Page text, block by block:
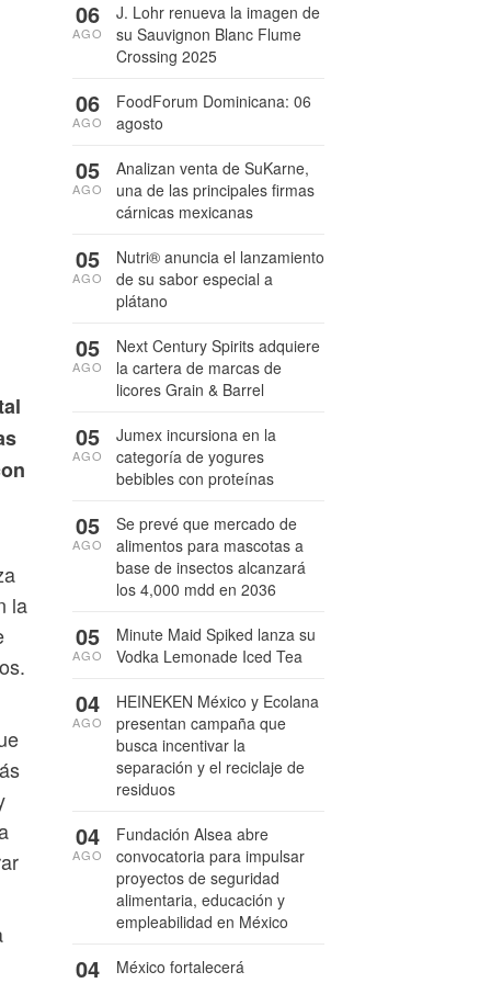
la
J. Lohr renueva la imagen de
su Sauvignon Blanc Flume
Crossing 2025
06
AGO
FoodForum Dominicana: 06
agosto
06
AGO
Analizan venta de SuKarne,
una de las principales firmas
cárnicas mexicanas
05
AGO
Nutri® anuncia el lanzamiento
de su sabor especial a
plátano
05
AGO
Next Century Spirits adquiere
la cartera de marcas de
licores Grain & Barrel
05
AGO
Jumex incursiona en la
categoría de yogures
bebibles con proteínas
05
AGO
Se prevé que mercado de
alimentos para mascotas a
base de insectos alcanzará
los 4,000 mdd en 2036
05
AGO
Minute Maid Spiked lanza su
Vodka Lemonade Iced Tea
05
AGO
HEINEKEN México y Ecolana
presentan campaña que
busca incentivar la
separación y el reciclaje de
residuos
04
AGO
Fundación Alsea abre
convocatoria para impulsar
proyectos de seguridad
alimentaria, educación y
empleabilidad en México
04
AGO
México fortalecerá
04